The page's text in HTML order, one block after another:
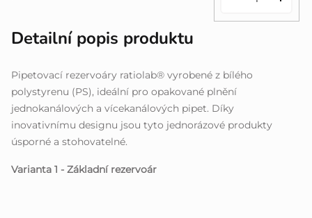
Detailní popis produktu
Pipetovací rezervoáry ratiolab® vyrobené z bílého
polystyrenu (PS), ideální pro opakované plnění
jednokanálových a vícekanálových pipet. Díky
inovativnímu designu jsou tyto jednorázové produkty
úsporné a stohovatelné.
Varianta 1 - Základní rezervoár